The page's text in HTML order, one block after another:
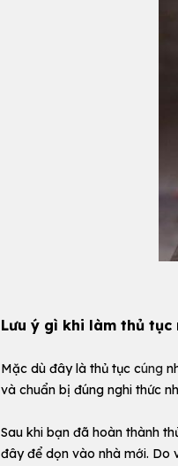
Lưu ý gì khi làm thủ
Mặc dù đây là thủ tục cúng
và chuẩn bị đúng nghi thức
Sau khi bạn đã hoàn thành
đây để dọn vào nhà mới. Do